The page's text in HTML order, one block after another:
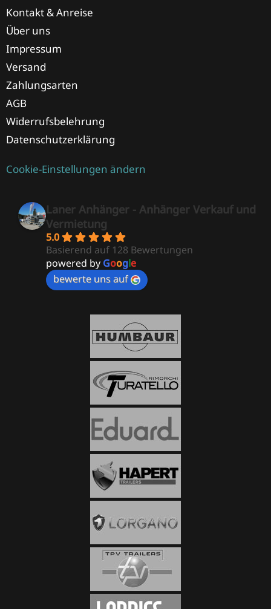
Kontakt & Anreise
Über uns
Impressum
Versand
Zahlungsarten
AGB
Widerrufsbelehrung
Datenschutzerklärung
Cookie-Einstellungen ändern
Laner Anhänger - Anhänger Verkauf und
Vermietung
5.0
Basierend auf 128 Bewertungen
powered by Google
bewerte uns auf